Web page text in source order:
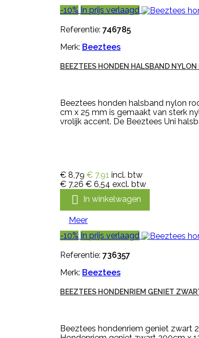
-10% In prijs verlaagd
Referentie: 746785
Merk: Beeztees
BEEZTEES HONDEN HALSBAND
Beeztees honden halsband nylon
cm x 25 mm is gemaakt van sterk
vrolijk accent. De Beeztees Uni
€ 8,79 € 7,91 incl. btw
€ 7,26 € 6,54 excl. btw
 In winkelwagen
Meer
-10% In prijs verlaagd
Referentie: 736357
Merk: Beeztees
BEEZTEES HONDENRIEM GENIET
Beeztees hondenriem geniet zwart